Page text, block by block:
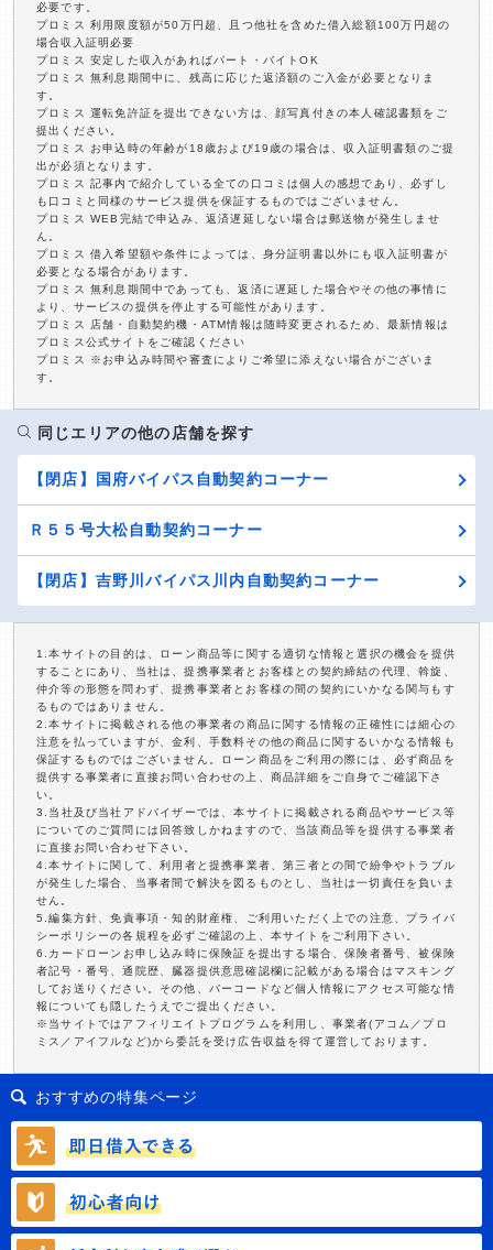
必要です。
プロミス 利用限度額が50万円超、且つ他社を含めた借入総額100万円超の
場合収入証明必要
プロミス 安定した収入があればパート・バイトOK
プロミス 無利息期間中に、残高に応じた返済額のご入金が必要となりま
す。
プロミス 運転免許証を提出できない方は、顔写真付きの本人確認書類をご
提出ください。
プロミス お申込時の年齢が18歳および19歳の場合は、収入証明書類のご提
出が必須となります。
プロミス 記事内で紹介している全ての口コミは個人の感想であり、必ずし
も口コミと同様のサービス提供を保証するものではございません。
プロミス WEB完結で申込み、返済遅延しない場合は郵送物が発生しませ
ん。
プロミス 借入希望額や条件によっては、身分証明書以外にも収入証明書が
必要となる場合があります。
プロミス 無利息期間中であっても、返済に遅延した場合やその他の事情に
より、サービスの提供を停止する可能性があります。
プロミス 店舗・自動契約機・ATM情報は随時変更されるため、最新情報は
プロミス公式サイトをご確認ください
プロミス ※お申込み時間や審査によりご希望に添えない場合がございま
す。
同じエリアの他の店舗を探す
【閉店】国府バイパス自動契約コーナー
Ｒ５５号大松自動契約コーナー
【閉店】吉野川バイパス川内自動契約コーナー
1.本サイトの目的は、ローン商品等に関する適切な情報と選択の機会を提供
することにあり、当社は、提携事業者とお客様との契約締結の代理、斡旋、
仲介等の形態を問わず、提携事業者とお客様の間の契約にいかなる関与もす
るものではありません。
2.本サイトに掲載される他の事業者の商品に関する情報の正確性には細心の
注意を払っていますが、金利、手数料その他の商品に関するいかなる情報も
保証するものではございません。ローン商品をご利用の際には、必ず商品を
提供する事業者に直接お問い合わせの上、商品詳細をご自身でご確認下さ
い。
3.当社及び当社アドバイザーでは、本サイトに掲載される商品やサービス等
についてのご質問には回答致しかねますので、当該商品等を提供する事業者
に直接お問い合わせ下さい。
4.本サイトに関して、利用者と提携事業者、第三者との間で紛争やトラブル
が発生した場合、当事者間で解決を図るものとし、当社は一切責任を負いま
せん。
5.編集方針、免責事項・知的財産権、ご利用いただく上での注意、プライバ
シーポリシーの各規程を必ずご確認の上、本サイトをご利用下さい。
6.カードローンお申し込み時に保険証を提出する場合、保険者番号、被保険
者記号・番号、通院歴、臓器提供意思確認欄に記載がある場合はマスキング
してお送りください。その他、バーコードなど個人情報にアクセス可能な情
報についても隠したうえでご提出ください。
※当サイトではアフィリエイトプログラムを利用し、事業者(アコム／プロ
ミス／アイフルなど)から委託を受け広告収益を得て運営しております。
おすすめの特集ページ